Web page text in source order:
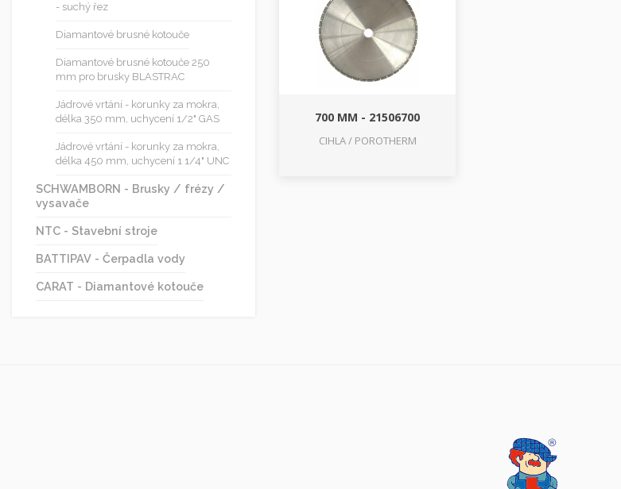
- suchý řez
Diamantové brusné kotouče
Diamantové brusné kotouče 250
mm pro brusky BLASTRAC
Jádrové vrtání - korunky za mokra,
délka 350 mm, uchycení 1/2" GAS
Jádrové vrtání - korunky za mokra,
délka 450 mm, uchycení 1 1/4" UNC
SCHWAMBORN - Brusky / frézy /
vysavače
NTC - Stavební stroje
BATTIPAV - Čerpadla vody
CARAT - Diamantové kotouče
700 MM - 21506700
CIHLA / POROTHERM